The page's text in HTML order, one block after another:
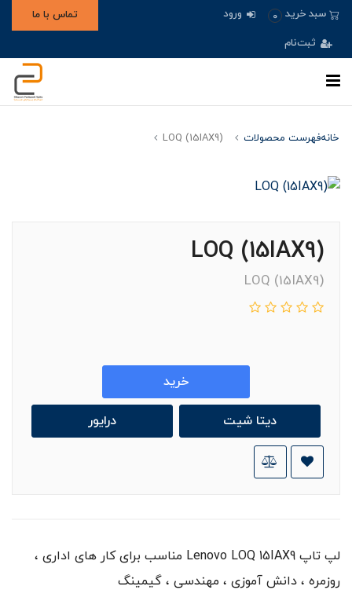
سبد خرید 0 ورود
ثبت‌نام
تماس با ما
خانهفهرست محصولات (LOQ (15IAX9
(LOQ (15IAX9
(LOQ (15IAX9
خرید
دیتا شیت درایور
لپ تاپ Lenovo LOQ 15IAX9 مناسب برای کار های اداری ،
روزمره ، دانش آموزی ، مهندسی ، گیمینگ